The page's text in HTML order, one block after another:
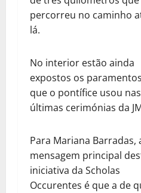
percorreu no caminho
lá.
No interior estão ainda
expostos os paramentos
que o pontífice usou nas
últimas cerimónias da
Para Mariana Barradas,
mensagem principal
iniciativa da Scholas
Occurentes é que a de